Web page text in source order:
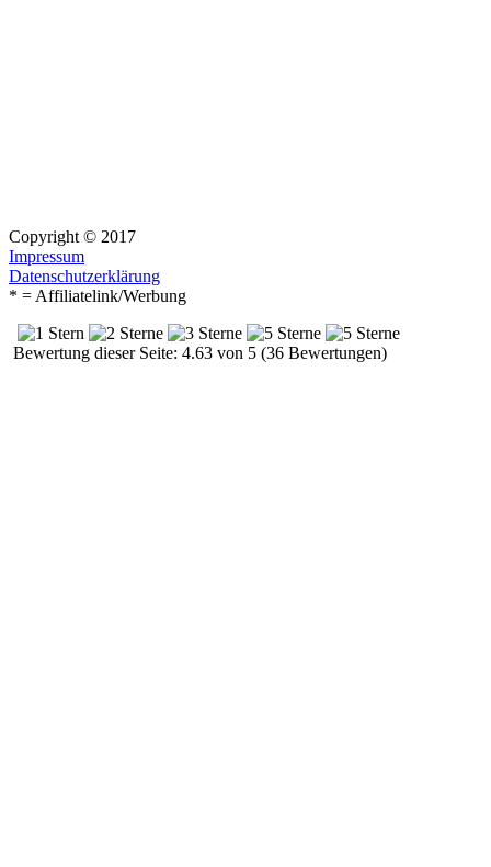
Copyright © 2017
Impressum
Datenschutzerklärung
* = Affiliatelink/Werbung
Bewertung dieser Seite: 4.63 von 5 (36 Bewertungen)